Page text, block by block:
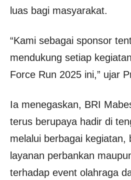
luas bagi masyarakat.
“Kami sebagai sponsor
mendukung setiap
Force Run 2025 ini,” ujar
Ia menegaskan, BRI
terus berupaya hadir di
melalui berbagai kegiatan,
layanan perbankan
terhadap event olahraga